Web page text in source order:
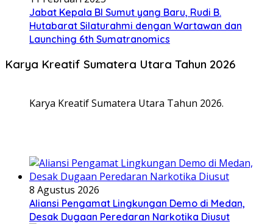
Jabat Kepala BI Sumut yang Baru, Rudi B.
Hutabarat Silaturahmi dengan Wartawan dan
Launching 6th Sumatranomics
Karya Kreatif Sumatera Utara Tahun 2026
Karya Kreatif Sumatera Utara Tahun 2026.
8 Agustus 2026
Aliansi Pengamat Lingkungan Demo di Medan,
Desak Dugaan Peredaran Narkotika Diusut